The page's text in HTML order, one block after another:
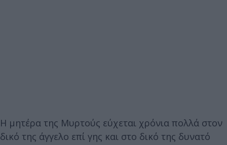
Η μητέρα της Μυρτούς εύχεται χρόνια πολλά στον
δικό της άγγελο επί γης και στο δικό της δυνατό